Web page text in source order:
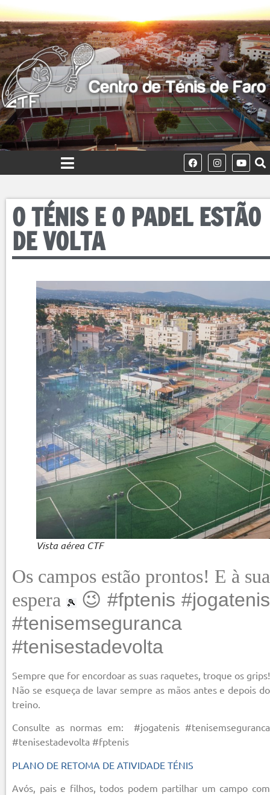
O TÉNIS E O PADEL ESTÃO
DE VOLTA
Vista aérea CTF
Os campos estão prontos! E à sua
espera
🎾 😉 #fptenis #jogatenis
#tenisemseguranca
#tenisestadevolta
Sempre que for encordoar as suas raquetes, troque os grips!
Não se esqueça de lavar sempre as mãos antes e depois do
treino.
Consulte as normas em: #jogatenis #tenisemseguranca
#tenisestadevolta #fptenis
PLANO DE RETOMA DE ATIVIDADE TÉNIS
Avós, pais e filhos, todos podem partilhar um campo com